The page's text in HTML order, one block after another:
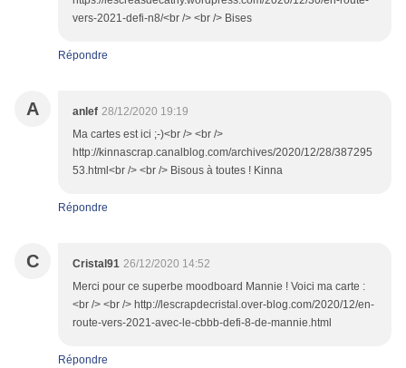
vers-2021-defi-n8/<br /> <br /> Bises
Répondre
A anlef 28/12/2020 19:19
Ma cartes est ici ;-)<br /> <br />
http://kinnascrap.canalblog.com/archives/2020/12/28/387295
53.html<br /> <br /> Bisous à toutes ! Kinna
Répondre
C Cristal91 26/12/2020 14:52
Merci pour ce superbe moodboard Mannie ! Voici ma carte :
<br /> <br /> http://lescrapdecristal.over-blog.com/2020/12/en-
route-vers-2021-avec-le-cbbb-defi-8-de-mannie.html
Répondre